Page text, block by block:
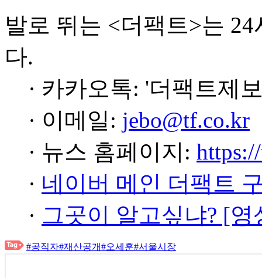
발로 뛰는 <더팩트>는
다.
· 카카오톡: '더팩트제
· 이메일: jebo@tf.co.kr
· 뉴스 홈페이지:
· 네이버 메인 더팩트
· 그곳이 알고싶냐? [
#공직자#재산공개#오세훈#서울시장